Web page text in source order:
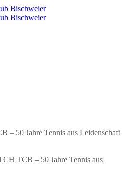
– 50 Jahre Tennis aus Leidenschaft
TCB – 50 Jahre Tennis aus